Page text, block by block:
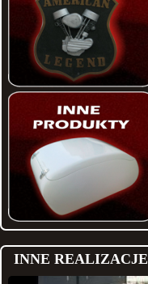
INNE REALIZACJE